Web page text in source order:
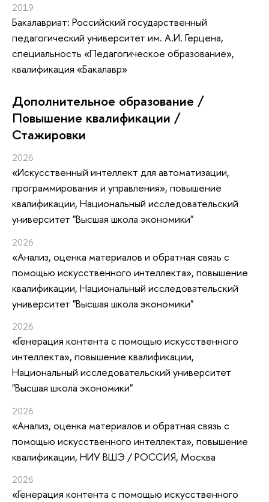
2019
Бакалавриат: Российский государственный
педагогический университет им. А.И. Герцена,
специальность «Педагогическое образование»,
квалификация «Бакалавр»
Дополнительное образование /
Повышение квалификации /
Стажировки
2026
«Искусственный интеллект для автоматизации,
программирования и управления», повышение
квалификации, Национальный исследовательский
университет "Высшая школа экономики"
2026
«Анализ, оценка материалов и обратная связь с
помощью искусственного интеллекта», повышение
квалификации, Национальный исследовательский
университет "Высшая школа экономики"
2026
«Генерация контента с помощью искусственного
интеллекта», повышение квалификации,
Национальный исследовательский университет
"Высшая школа экономики"
2026
«Анализ, оценка материалов и обратная связь с
помощью искусственного интеллекта», повышение
квалификации, НИУ ВШЭ / РОССИЯ, Москва
2026
«Генерация контента с помощью искусственного